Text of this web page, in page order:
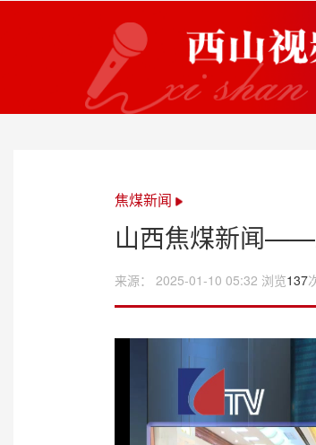
焦煤新闻
山西焦煤新闻
来源： 2025-01-10 05:32 浏览137